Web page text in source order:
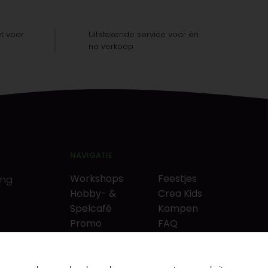
voor
Uitstekende service voor én
na verkoop
NAVIGATIE
Workshops
Hobby- &
Spelcafé
Promo
Feestjes
Crea Kids
Kampen
FAQ